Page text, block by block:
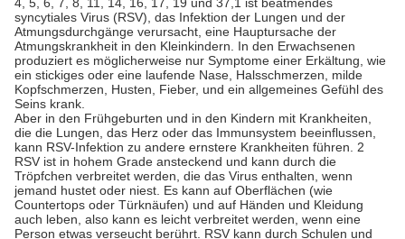
syncytiales Virus (RSV), das Infektion der Lungen und der
Atmungsdurchgänge verursacht, eine Hauptursache der
Atmungskrankheit in den Kleinkindern. In den Erwachsenen
produziert es möglicherweise nur Symptome einer Erkältung, wie
ein stickiges oder eine laufende Nase, Halsschmerzen, milde
Kopfschmerzen, Husten, Fieber, und ein allgemeines Gefühl des
Seins krank.
Aber in den Frühgeburten und in den Kindern mit Krankheiten,
die die Lungen, das Herz oder das Immunsystem beeinflussen,
kann RSV-Infektion zu andere ernstere Krankheiten führen. 2
RSV ist in hohem Grade ansteckend und kann durch die
Tröpfchen verbreitet werden, die das Virus enthalten, wenn
jemand hustet oder niest. Es kann auf Oberflächen (wie
Countertops oder Türknäufen) und auf Händen und Kleidung
auch leben, also kann es leicht verbreitet werden, wenn eine
Person etwas verseucht berührt. RSV kann durch Schulen und